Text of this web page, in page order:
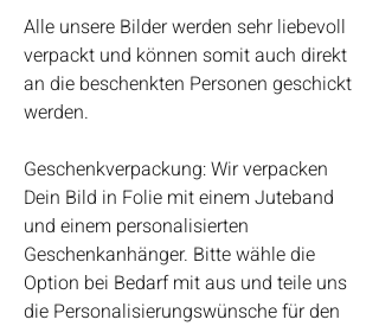
Alle unsere Bilder werden sehr liebevoll
verpackt und können somit auch direkt
an die beschenkten Personen geschickt
werden.
Geschenkverpackung: Wir verpacken
Dein Bild in Folie mit einem Juteband
und einem personalisierten
Geschenkanhänger. Bitte wähle die
Option bei Bedarf mit aus und teile uns
die Personalisierungswünsche für den